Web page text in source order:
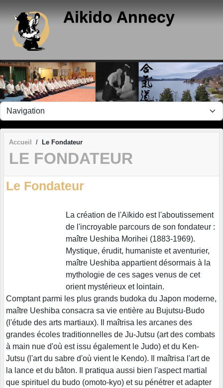
Aikido Annecy
Accueil Le Fondateur
LE FONDATEUR
Le Fondateur
La création de l'Aïkido est l'aboutissement
de l'incroyable parcours de son fondateur :
maître Ueshiba Morihei (1883-1969).
Mystique, érudit, humaniste et aventurier,
maître Ueshiba appartient désormais à la
mythologie de ces sages venus de cet
orient mystérieux et lointain.
Comptant parmi les plus grands budoka du Japon moderne,
maître Ueshiba consacra sa vie entière au Bujutsu-Budo
(l'étude des arts martiaux). Il maîtrisa les arcanes des
grandes écoles traditionnelles de Ju-Jutsu (art des combats
à main nue d'où est issu également le Judo) et du Ken-
Jutsu (l'art du sabre d'où vient le Kendo). Il maîtrisa l'art de
la lance et du bâton. Il pratiqua aussi bien l'aspect martial
que spirituel du budo (omoto-kyo) et su pénétrer et adapter